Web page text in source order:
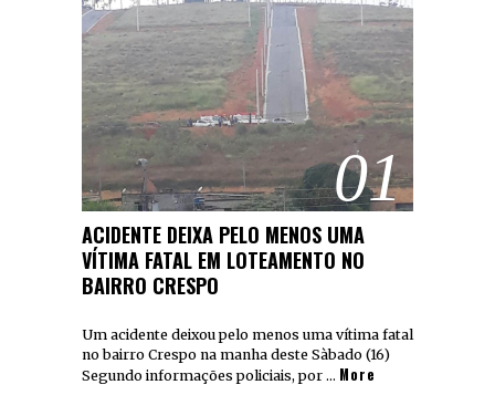
01
ACIDENTE DEIXA PELO MENOS UMA
VÍTIMA FATAL EM LOTEAMENTO NO
BAIRRO CRESPO
Um acidente deixou pelo menos uma vítima fatal
no bairro Crespo na manha deste Sàbado (16)
Segundo informações policiais, por … More